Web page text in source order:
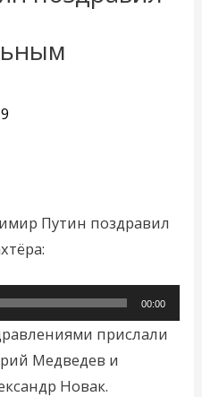
Путин поздравил
00:00
прислали
Медведев и
Новак.